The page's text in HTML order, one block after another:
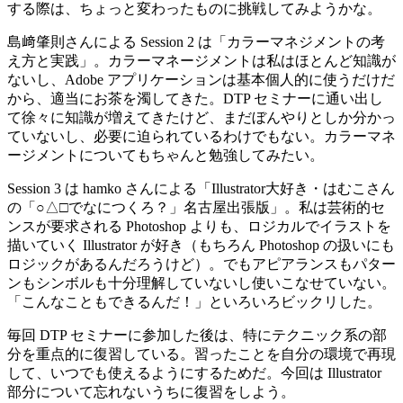
する際は、ちょっと変わったものに挑戦してみようかな。
島﨑肇則さんによる Session 2 は「カラーマネジメントの考
え方と実践」。カラーマネージメントは私はほとんど知識が
ないし、Adobe アプリケーションは基本個人的に使うだけだ
から、適当にお茶を濁してきた。DTP セミナーに通い出し
て徐々に知識が増えてきたけど、まだぼんやりとしか分かっ
ていないし、必要に迫られているわけでもない。カラーマネ
ージメントについてもちゃんと勉強してみたい。
Session 3 は hamko さんによる「Illustrator大好き・はむこさん
の「○△□でなにつくろ？」名古屋出張版」。私は芸術的セ
ンスが要求される Photoshop よりも、ロジカルでイラストを
描いていく Illustrator が好き（もちろん Photoshop の扱いにも
ロジックがあるんだろうけど）。でもアピアランスもパター
ンもシンボルも十分理解していないし使いこなせていない。
「こんなこともできるんだ！」といろいろビックリした。
毎回 DTP セミナーに参加した後は、特にテクニック系の部
分を重点的に復習している。習ったことを自分の環境で再現
して、いつでも使えるようにするためだ。今回は Illustrator
部分について忘れないうちに復習をしよう。